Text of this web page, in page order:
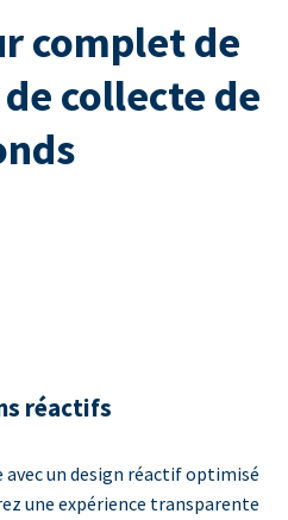
complet de
collecte de
réactifs
avec un design réactif optimisé
une expérience transparente